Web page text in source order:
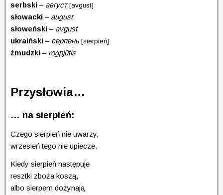
serbski – aвгуст [avgust]
słowacki – august
słoweński – avgust
ukraiński – cерпень [sierpień]
żmudzki – rogpjūtis
Przysłowia…
… na sierpień:
Czego sierpień nie uwarzy,
wrzesień tego nie upiecze.
Kiedy sierpień następuje
resztki zboża koszą,
albo sierpem dożynają